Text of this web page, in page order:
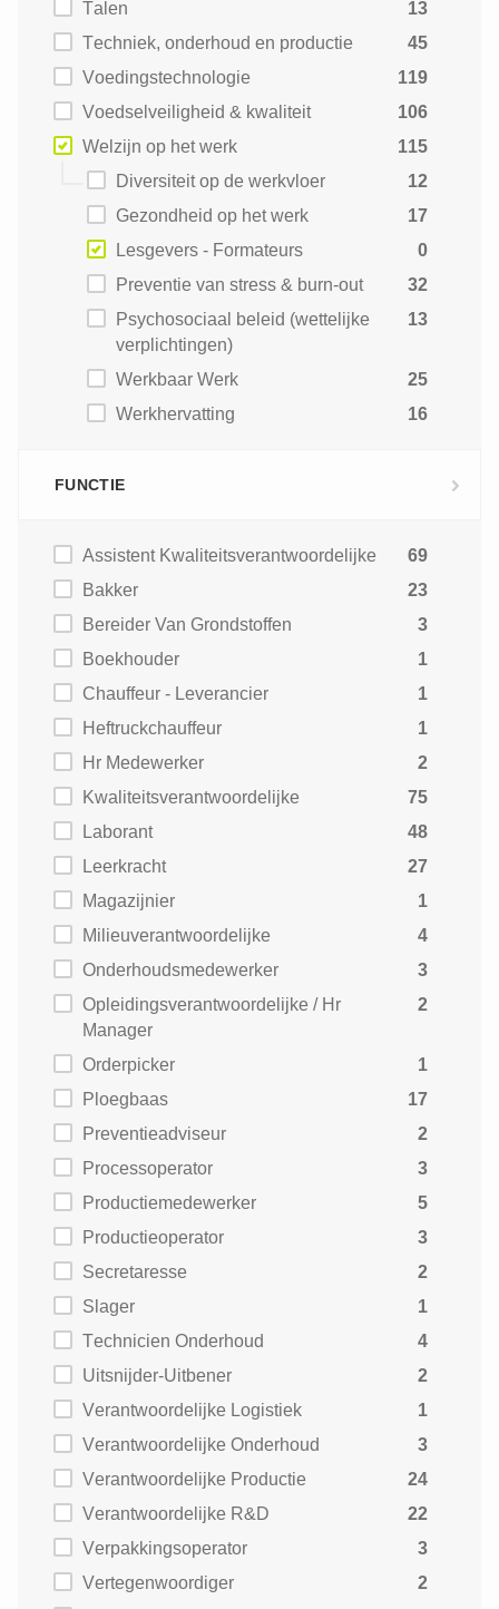
Talen
13
Techniek, onderhoud en productie
45
Voedingstechnologie
119
Voedselveiligheid & kwaliteit
106
Welzijn op het werk
115
Diversiteit op de werkvloer
12
Gezondheid op het werk
17
Lesgevers - Formateurs
0
Preventie van stress & burn-out
32
Psychosociaal beleid (wettelijke
verplichtingen)
13
Werkbaar Werk
25
Werkhervatting
16
FUNCTIE
Assistent Kwaliteitsverantwoordelijke
69
Bakker
23
Bereider Van Grondstoffen
3
Boekhouder
1
Chauffeur - Leverancier
1
Heftruckchauffeur
1
Hr Medewerker
2
Kwaliteitsverantwoordelijke
75
Laborant
48
Leerkracht
27
Magazijnier
1
Milieuverantwoordelijke
4
Onderhoudsmedewerker
3
Opleidingsverantwoordelijke / Hr
Manager
2
Orderpicker
1
Ploegbaas
17
Preventieadviseur
2
Processoperator
3
Productiemedewerker
5
Productieoperator
3
Secretaresse
2
Slager
1
Technicien Onderhoud
4
Uitsnijder-Uitbener
2
Verantwoordelijke Logistiek
1
Verantwoordelijke Onderhoud
3
Verantwoordelijke Productie
24
Verantwoordelijke R&D
22
Verpakkingsoperator
3
Vertegenwoordiger
2